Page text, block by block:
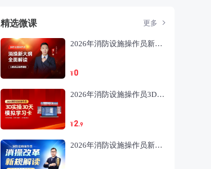
精选微课 更多
2026年消防设施操作员新大纲全面解读
¥0
2026年消防设施操作员3D实操30天模拟学习卡
¥2.9
2026年消防设施操作员新规改革解读